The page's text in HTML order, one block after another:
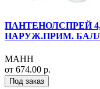
ПАНТЕНОЛСПРЕЙ
НАРУЖ.ПРИМ.
МАНН
от 674.00 р.
Под заказ